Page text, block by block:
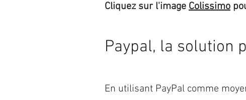
Cliquez sur l'image Colissimo
Paypal, la solution
En utilisant PayPal comme